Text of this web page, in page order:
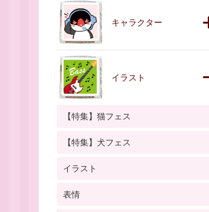
キャラクター
イラスト
【特集】猫フェス
【特集】犬フェス
イラスト
表情